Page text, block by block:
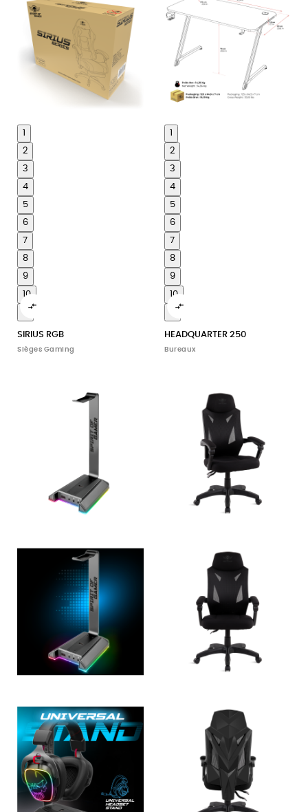
2
3
4
5
6
7
8
9
10

SIRIUS RGB
Sièges Gaming
2
3
4
5
6
7
8
9
10

HEADQUARTER 250
Bureaux